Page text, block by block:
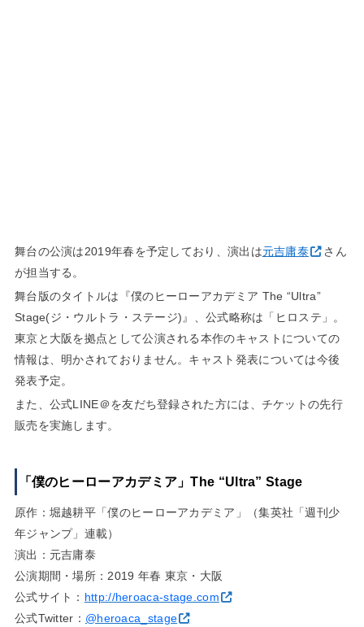
舞台の公演は2019年春を予定しており、演出は元吉庸泰
さん
が担当する。
舞台版のタイトルは『僕のヒーローアカデミア The “Ultra”
Stage(ジ・ウルトラ・ステージ)』、公式略称は「ヒロステ」。
東京と大阪を拠点として公演される本作のキャストについての
情報は、明かされておりません。キャスト発表については今後
発表予定。
また、公式LINE＠を友だち登録された方には、チケットの先行
販売を実施します。
「僕のヒーローアカデミア」The “Ultra” Stage
原作：堀越耕平「僕のヒーローアカデミア」（集英社「週刊少
年ジャンプ」連載）
演出：元吉庸泰
公演期間・場所：2019 年春 東京・大阪
公式サイト： http://heroaca-stage.com
公式Twitter： @heroaca_stage